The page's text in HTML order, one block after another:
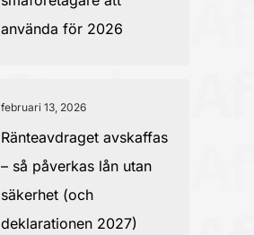
använda för 2026
februari 13, 2026
Ränteavdraget avskaffas
– så påverkas lån utan
säkerhet (och
deklarationen 2027)